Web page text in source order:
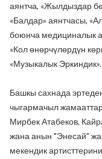
аянтча, «Жылдыздар
«Балдар» аянтчасы,
боюнча медициналык
«Кол өнөрчүлөрдүн
«Музыкалык Эркиндик».
Башкы сахнада
чыгармачыл
Мирбек Атабеков,
жана анын "Энесай"
мекендик